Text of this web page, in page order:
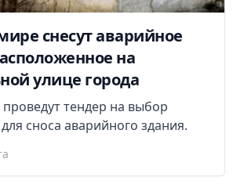
снесут аварийное
на
улице города
проведут тендер на выбор
сноса аварийного здания.